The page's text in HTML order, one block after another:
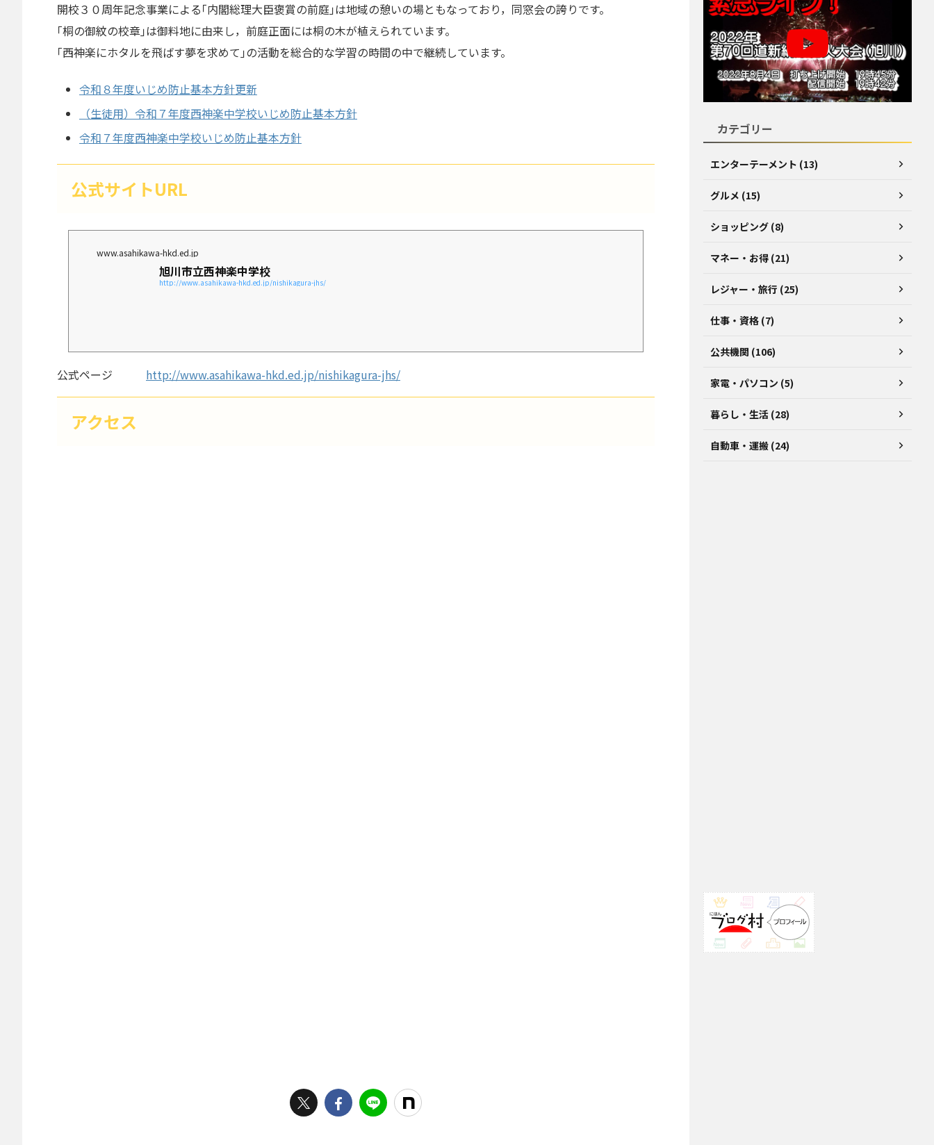
開校３０周年記念事業による｢内閣総理大臣褒賞の前庭｣は地域の憩いの場ともなっており，同窓会の誇りです。
｢桐の御紋の校章｣は御料地に由来し，前庭正面には桐の木が植えられています。
｢西神楽にホタルを飛ばす夢を求めて｣の活動を総合的な学習の時間の中で継続しています。
令和８年度いじめ防止基本方針更新
（生徒用）令和７年度西神楽中学校いじめ防止基本方針
令和７年度西神楽中学校いじめ防止基本方針
公式サイトURL
www.asahikawa-hkd.ed.jp
旭川市立西神楽中学校
http://www.asahikawa-hkd.ed.jp/nishikagura-jhs/
公式ページ http://www.asahikawa-hkd.ed.jp/nishikagura-jhs/
アクセス
カテゴリー
エンターテーメント (13)
グルメ (15)
ショッピング (8)
マネー・お得 (21)
レジャー・旅行 (25)
仕事・資格 (7)
公共機関 (106)
家電・パソコン (5)
暮らし・生活 (28)
自動車・運搬 (24)